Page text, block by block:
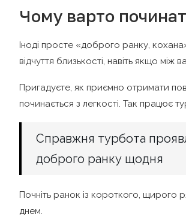
Чому варто
Іноді просте «доброго ранку,
відчуття близькості, навіть якщо
Пригадуєте, як приємно отримати
починається з легкості. Так працює
Справжня турбота
доброго ранку щодня
Почніть ранок із короткого,
днем.